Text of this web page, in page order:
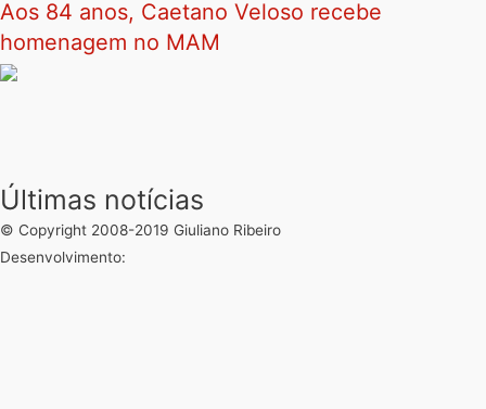
Aos 84 anos, Caetano Veloso recebe
homenagem no MAM
Últimas notícias
© Copyright 2008-2019 Giuliano Ribeiro
Desenvolvimento: